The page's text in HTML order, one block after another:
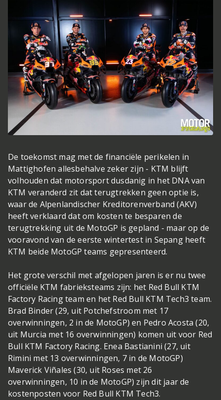
De toekomst mag met de financiële perikelen in
Mattighofen allesbehalve zeker zijn - KTM blijft
volhouden dat motorsport dusdanig in het DNA van
KTM veranderd zit dat terugtrekken geen optie is,
waar de Alpenlandischer Kreditorenverband (AKV)
heeft verklaard dat om kosten te besparen de
terugtrekking uit de MotoGP is gepland - maar op de
vooravond van de eerste wintertest in Sepang heeft
KTM beide MotoGP teams gepresenteerd.
Het grote verschil met afgelopen jaren is er nu twee
officiële KTM fabrieksteams zijn: het Red Bull KTM
Factory Racing team en het Red Bull KTM Tech3 team.
Brad Binder (29, uit Potchefstroom met 17
overwinningen, 2 in de MotoGP) en Pedro Acosta (20,
uit Murcia met 16 overwinningen) komen uit voor Red
Bull KTM Factory Racing. Enea Bastianini (27, uit
Rimini met 13 overwinningen, 7 in de MotoGP)
Maverick Viñales (30, uit Roses met 26
overwinningen, 10 in de MotoGP) zijn dit jaar de
kostenposten voor Red Bull KTM Tech3.